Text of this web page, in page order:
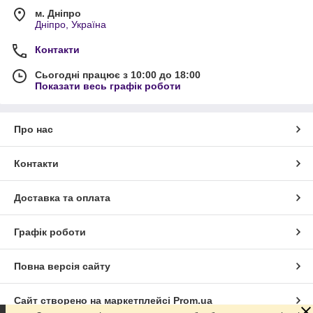
м. Дніпро
Дніпро, Україна
Контакти
Сьогодні працює з 10:00 до 18:00
Показати весь графік роботи
Про нас
Контакти
Доставка та оплата
Графік роботи
Повна версія сайту
Сайт створено на маркетплейсі Prom.ua